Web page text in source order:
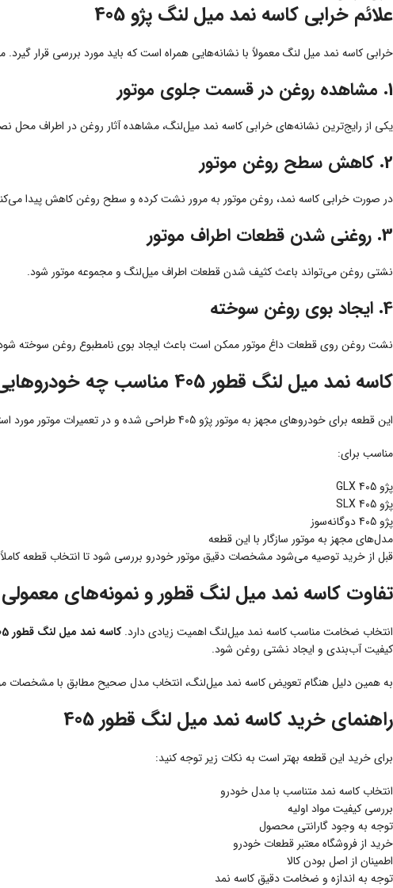
علائم خرابی کاسه نمد میل لنگ پژو 405
خرابی کاسه نمد میل لنگ معمولاً با نشانه‌هایی همراه است که باید مورد بررسی قرار گیرد.
1. مشاهده روغن در قسمت جلوی موتور
یکی از رایج‌ترین نشانه‌های خرابی کاسه نمد میل‌لنگ، مشاهده آثار روغن در اطراف محل
2. کاهش سطح روغن موتور
در صورت خرابی کاسه نمد، روغن موتور به مرور نشت کرده و سطح روغن کاهش پیدا
3. روغنی شدن قطعات اطراف موتور
نشتی روغن می‌تواند باعث کثیف شدن قطعات اطراف میل‌لنگ و مجموعه موتور شود.
4. ایجاد بوی روغن سوخته
نشت روغن روی قطعات داغ موتور ممکن است باعث ایجاد بوی نامطبوع روغن سوخته
کاسه نمد میل لنگ قطور 405 مناسب چه خودروهایی است؟
این قطعه برای خودروهای مجهز به موتور پژو 405 طراحی شده و در تعمیرات موتور مورد استفاده قرار می‌گیرد.
مناسب برای:
پژو 405 GLX
پژو 405 SLX
پژو 405 دوگانه‌سوز
مدل‌های مجهز به موتور سازگار با این قطعه
قبل از خرید توصیه می‌شود مشخصات دقیق موتور خودرو بررسی شود تا انتخاب قطعه
تفاوت کاسه نمد میل لنگ قطور و نمونه‌های معمولی
انتخاب ضخامت مناسب کاسه نمد میل‌لنگ اهمیت زیادی دارد.کاسه نمد میل لنگ قطور 405
کیفیت آب‌بندی و ایجاد نشتی روغن شود.
به همین دلیل هنگام تعویض کاسه نمد میل‌لنگ، انتخاب مدل صحیح مطابق با مشخصات
راهنمای خرید کاسه نمد میل لنگ قطور 405
برای خرید این قطعه بهتر است به نکات زیر توجه کنید:
انتخاب کاسه نمد متناسب با مدل خودرو
بررسی کیفیت مواد اولیه
توجه به وجود گارانتی محصول
خرید از فروشگاه معتبر قطعات خودرو
اطمینان از اصل بودن کالا
توجه به اندازه و ضخامت دقیق کاسه نمد